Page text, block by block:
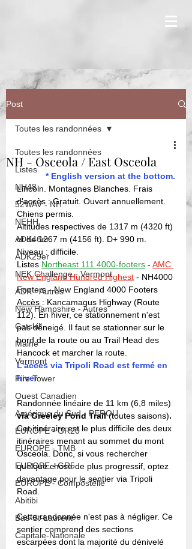
Post
Toutes les randonnées
Listes
NH48
52WAV - NH
NEHH
ADK46er
ADK29er
NEK Challenge - Vermont
ADK - Autres
New Hampshire - Autres
Catskill
Maine
Vermont
Fire Tower
Ouest Canadien
Amérique du Sud - PEROU
EUROPE - GR20
EUROPE - TMB
EUROPE - GR5
EUROPE - Compostelle
Abitibi
Bas-St-Laurent
Capitale-Nationale
Toutes les randonnées
NH - Osceola / East Osceola
* English version at the bottom.
Lincoln. Montagnes Blanches. Frais
d'accès : Gratuit. Ouvert annuellement.
Chiens permis.
Altitudes respectives de 1317 m (4320 ft)
et de 1267 m (4156 ft). D+ 990 m.
Niveau : difficile.
Listes Northeast 111 4000-footers - AMC
New England Hundred Highest - NH4000
Footers - New England 4000 Footers
Accès : Kancamagus Highway (Route
112). En hiver, ce stationnement n'est
pas déneigé. Il faut se stationner sur le
bord de la route ou au Trail Head des
Hancock et marcher la route.
L'accès via Tripoli Road est fermé en
hiver
Randonnée linéaire de 11 km (6,8 miles)
via Greeley Pond Trail (toutes saisons).
Cet itinéraire est le plus difficile des deux
itinéraires menant au sommet du mont
Osceola. Donc, si vous rechercher
quelque chose de plus progressif, optez
davantage pour le sentier via Tripoli
Road.
Cette randonnée n'est pas à négliger. Ce
sentier comprend des sections
escarpées dont la majorité du dénivelé